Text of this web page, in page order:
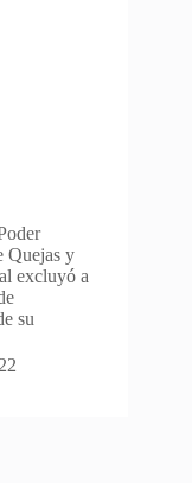
Quejas y
excluyó a
su